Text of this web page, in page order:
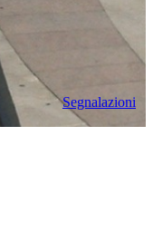
Segnalazioni